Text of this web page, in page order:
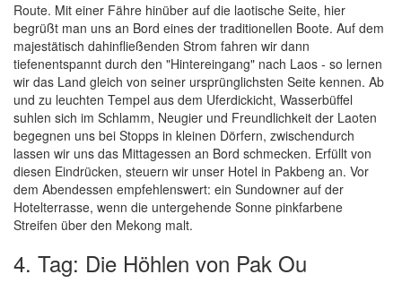
Route. Mit einer Fähre hinüber auf die laotische Seite, hier
begrüßt man uns an Bord eines der traditionellen Boote. Auf dem
majestätisch dahinfließenden Strom fahren wir dann
tiefenentspannt durch den "Hintereingang" nach Laos - so lernen
wir das Land gleich von seiner ursprünglichsten Seite kennen. Ab
und zu leuchten Tempel aus dem Uferdickicht, Wasserbüffel
suhlen sich im Schlamm, Neugier und Freundlichkeit der Laoten
begegnen uns bei Stopps in kleinen Dörfern, zwischendurch
lassen wir uns das Mittagessen an Bord schmecken. Erfüllt von
diesen Eindrücken, steuern wir unser Hotel in Pakbeng an. Vor
dem Abendessen empfehlenswert: ein Sundowner auf der
Hotelterrasse, wenn die untergehende Sonne pinkfarbene
Streifen über den Mekong malt.
4. Tag: Die Höhlen von Pak Ou